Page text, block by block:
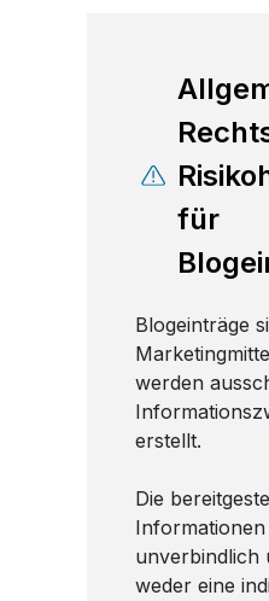
für
Blogeinträge
werden
erstellt.
Die
Informationen
unverbindlich
weder eine